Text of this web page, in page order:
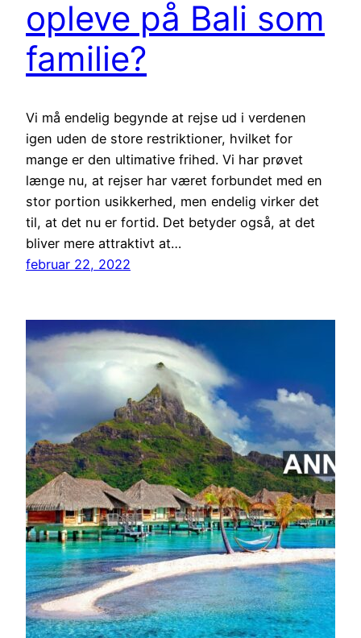
opleve på Bali som
familie?
Vi må endelig begynde at rejse ud i verdenen
igen uden de store restriktioner, hvilket for
mange er den ultimative frihed. Vi har prøvet
længe nu, at rejser har været forbundet med en
stor portion usikkerhed, men endelig virker det
til, at det nu er fortid. Det betyder også, at det
bliver mere attraktivt at…
februar 22, 2022